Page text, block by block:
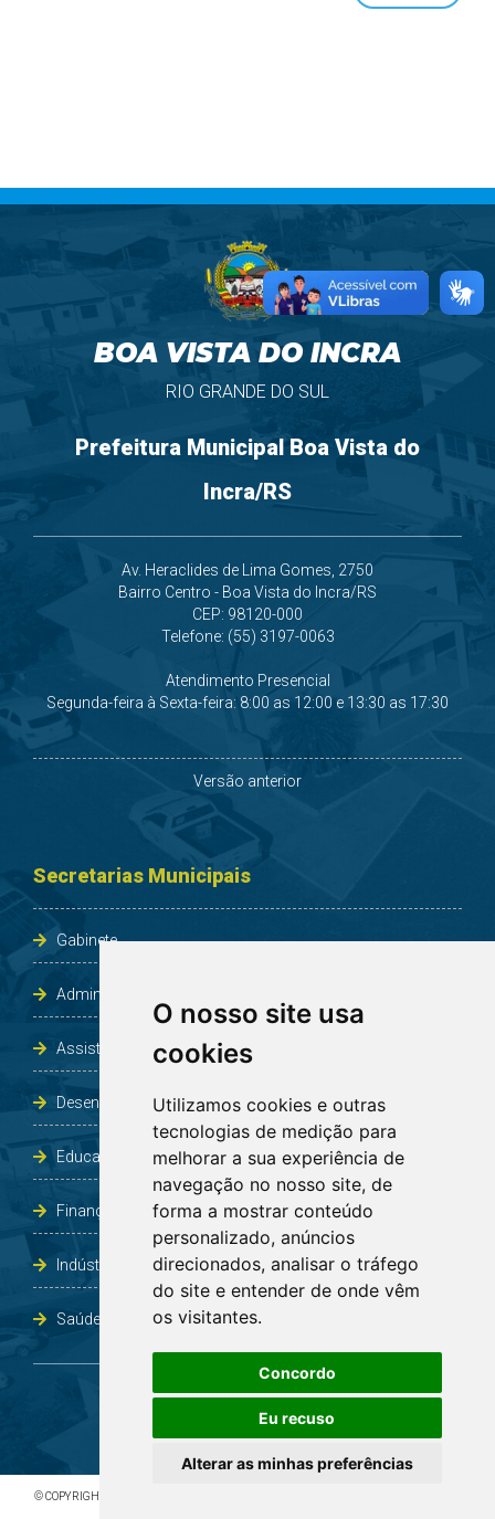
O nosso site usa
cookies
Utilizamos cookies e outras
tecnologias de medição para
melhorar a sua experiência de
navegação no nosso site, de
forma a mostrar conteúdo
personalizado, anúncios
direcionados, analisar o tráfego
do site e entender de onde vêm
os visitantes.
Concordo
Eu recuso
Alterar as minhas preferências
BOA VISTA DO INCRA
RIO GRANDE DO SUL
Prefeitura Municipal Boa Vista do
Incra/RS
Av. Heraclides de Lima Gomes, 2750
Bairro Centro - Boa Vista do Incra/RS
CEP: 98120-000
Telefone: (55) 3197-0063
Atendimento Presencial
Segunda-feira à Sexta-feira: 8:00 as 12:00 e 13:30 as 17:30
Versão anterior
Secretarias Municipais
Gabinete
Administração e Planejamento
Assistência Social e Habitação
Desenvolvimento e Obras
Educação, Cultura, Desporto, Lazer e Turismo
Finanças
Indústria, Comércio, Agricultura e Meio Ambiente
Saúde
© COPYRIGHT 2026 - TODOS OS DIREITOS RESERVADOS À PREFEITURA DE BOA VISTA DO